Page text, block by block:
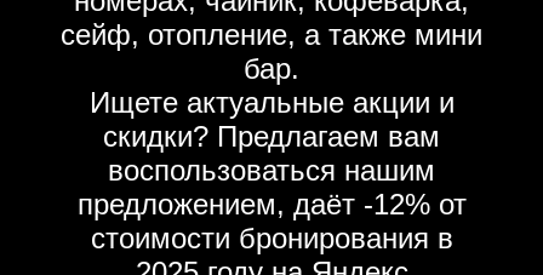
сейф, отопление, а также мини
бар.
Ищете актуальные акции и
скидки? Предлагаем вам
воспользоваться нашим
предложением, даёт -12% от
стоимости бронирования в